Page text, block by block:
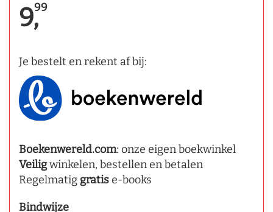
9,99
Je bestelt en rekent af bij:
Boekenwereld.com: onze eigen boekwinkel
Veiligwinkelen, bestellen en betalen
Regelmatig gratise-books
Bindwijze